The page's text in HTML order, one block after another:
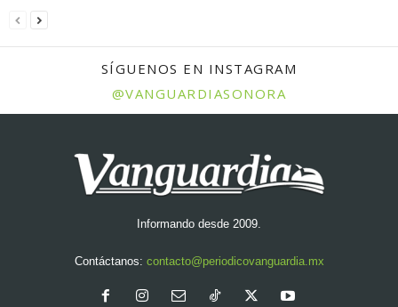
SÍGUENOS EN INSTAGRAM
@VANGUARDIASONORA
Informando desde 2009.
Contáctanos: contacto@periodicovanguardia.mx